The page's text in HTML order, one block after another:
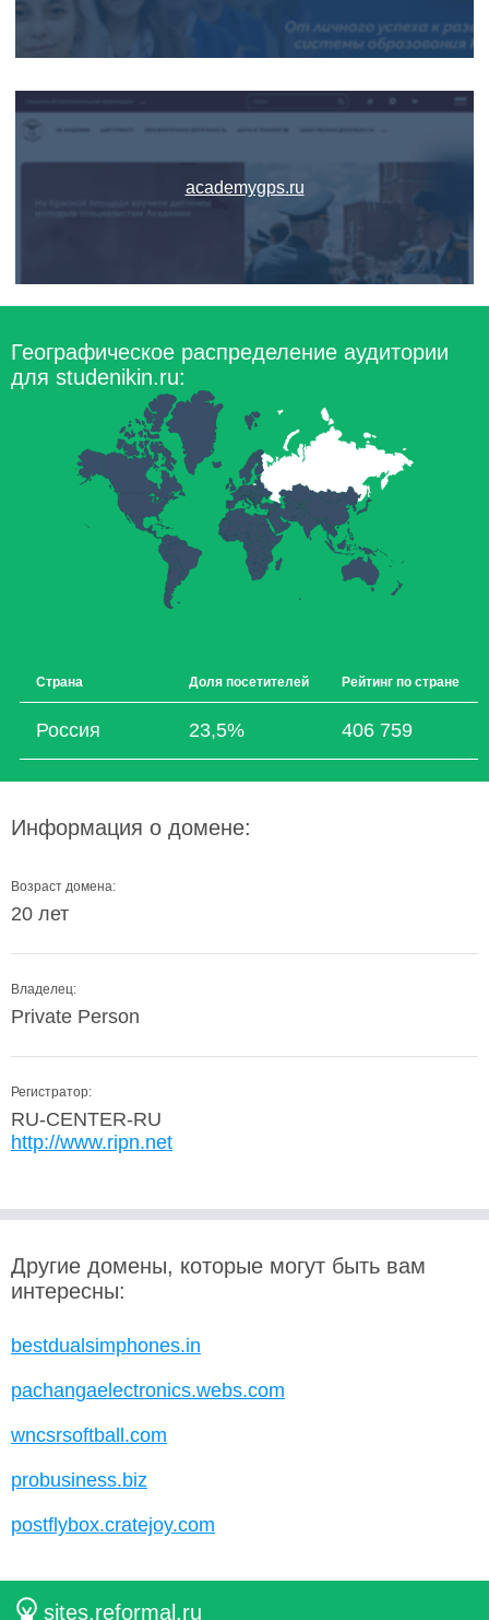
academygps.ru
Географическое распределение аудитории
для studenikin.ru:
Страна Доля посетителей Рейтинг по стране
Россия 23,5% 406 759
Информация о домене:
Возраст домена:
20 лет
Владелец:
Private Person
Регистратор:
RU-CENTER-RU
http://www.ripn.net
Другие домены, которые могут быть вам
интересны:
bestdualsimphones.in
pachangaelectronics.webs.com
wncsrsoftball.com
probusiness.biz
postflybox.cratejoy.com
sites.reformal.ru